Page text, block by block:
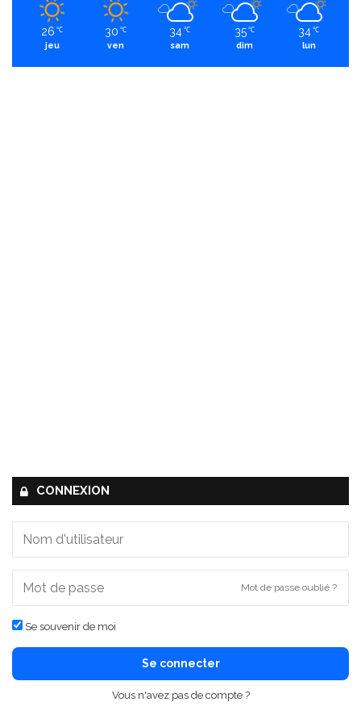
26 ℃
jeu
30 ℃
ven
34 ℃
sam
35 ℃
dim
34 ℃
lun
CONNEXION
Mot de passe oublié ?
Se souvenir de moi
Se connecter
Vous n'avez pas de compte ?